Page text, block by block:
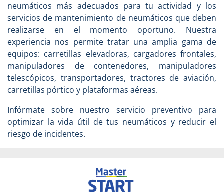
neumáticos más adecuados para tu actividad y los
servicios de mantenimiento de neumáticos que deben
realizarse en el momento oportuno. Nuestra
experiencia nos permite tratar una amplia gama de
equipos: carretillas elevadoras, cargadores frontales,
manipuladores de contenedores, manipuladores
telescópicos, transportadores, tractores de aviación,
carretillas pórtico y plataformas aéreas.
Infórmate sobre nuestro servicio preventivo para
optimizar la vida útil de tus neumáticos y reducir el
riesgo de incidentes.